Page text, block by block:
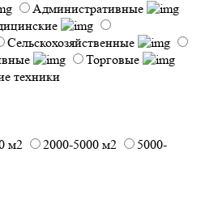
Административные
Сельскохозяйственные
Торговые
техники
м2 2000-5000 м2
5000-